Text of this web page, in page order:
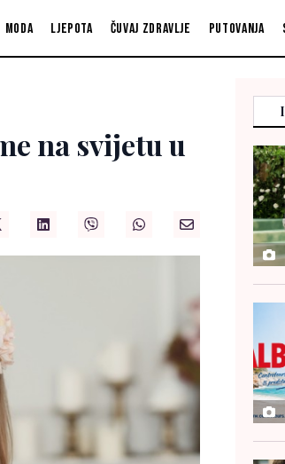
Moda Ljepota Čuvaj zdravlje Putovanja
na svijetu u